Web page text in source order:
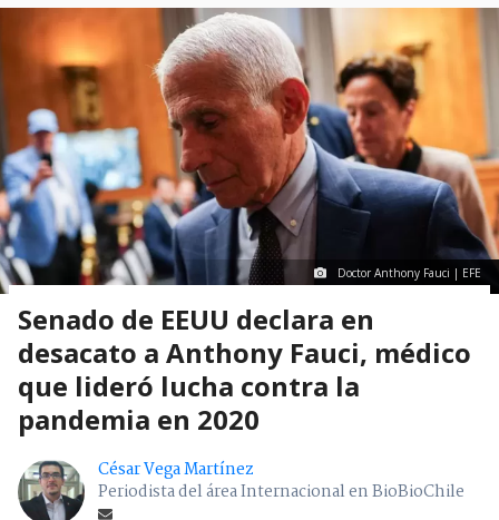
Doctor Anthony Fauci | EFE
Senado de EEUU declara en
desacato a Anthony Fauci, médico
que lideró lucha contra la
pandemia en 2020
César Vega Martínez
Periodista del área Internacional en BioBioChile